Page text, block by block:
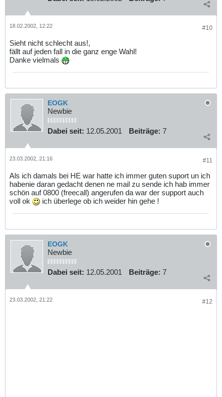
#10
18.02.2002, 12:22
Sieht nicht schlecht aus!,
fällt auf jeden fall in die ganz enge Wahl!
Danke vielmals
EOGK
Newbie
Dabei seit: 12.05.2001 Beiträge: 7
#11
23.03.2002, 21:16
Als ich damals bei HE war hatte ich immer guten suport un ich
habenie daran gedacht denen ne mail zu sende ich hab immer
schön auf 0800 (freecall) angerufen da war der support auch
voll ok
ich überlege ob ich weider hin gehe !
EOGK
Newbie
Dabei seit: 12.05.2001 Beiträge: 7
#12
23.03.2002, 21:22